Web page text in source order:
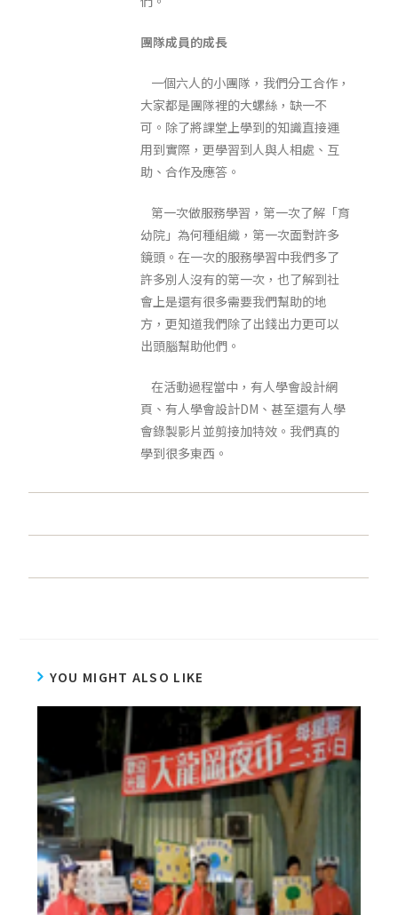
團隊成員的成長
一個六人的小團隊，我們分工合作，
大家都是團隊裡的大螺絲，缺一不
可。除了將課堂上學到的知識直接運
用到實際，更學習到人與人相處、互
助、合作及應答。
第一次做服務學習，第一次了解「育
幼院」為何種組織，第一次面對許多
鏡頭。在一次的服務學習中我們多了
許多別人沒有的第一次，也了解到社
會上是還有很多需要我們幫助的地
方，更知道我們除了出錢出力更可以
出頭腦幫助他們。
在活動過程當中，有人學會設計網
頁、有人學會設計DM、甚至還有人學
會錄製影片並剪接加特效。我們真的
學到很多東西。
YOU MIGHT ALSO LIKE